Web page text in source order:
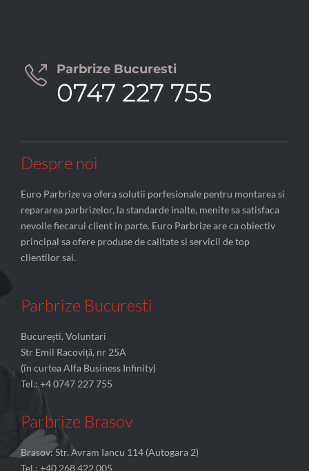
 Parbrize Bucuresti
0747 227 755
Despre noi
Euro Parbrize va ofera solutii porfesionale pentru montarea si
repararea parbrizelor, la standarde inalte, menite sa satisfaca
nevoile fiecarui client in parte. Euro Parbrize are ca obiectiv
principal sa ofere produse de calitate si servicii de top
clientilor sai.
Parbrize Bucuresti
București, Voluntari
Str Emil Racoviță, nr 25A
(în curtea Alfa Business Infinity)
Tel.: +4 0747 227 755
Parbrize Brasov
Brasov: Str. Avram Iancu 114 (Autogara 2)
Tel.: +40 268 422 005